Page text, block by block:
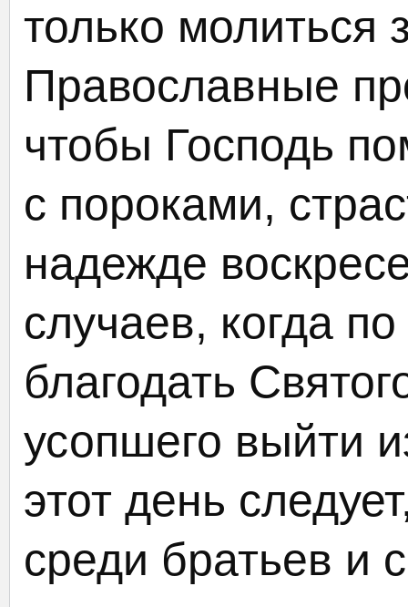
только молиться
Православные
чтобы Господь
с пороками,
надежде
случаев, когда
благодать
усопшего выйти
этот день
среди братьев и